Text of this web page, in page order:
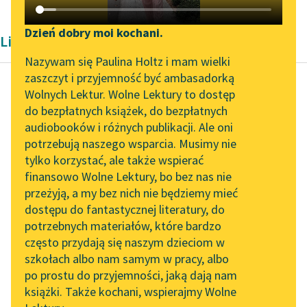
Katalog DAISY
Podkasty o książkach
Zgłoś brak utworu
Aktualności
„Prokurator Alicja Horn”
do słuchania
Byliśmy częścią AI Impact
Lab
Zapraszamy na spotkanie
online z tłumaczkami
literatury skandynawskiej
Spotkanie z Katarzyną
Tunkiel w Oslo
102. lata temu zmarł
Joseph Conrad
Narzędzia
Mapa Wolnych Lektur
Leśmianator
Przewodnik dla piszących i
czytających
API
OAI-PMH
Widget Wolnych Lektur
Przypisy
Dzień dobry moi kochani.
Nazywam się Paulina Holtz i mam wielki
zaszczyt i przyjemność być ambasadorką
Wolnych Lektur. Wolne Lektury to dostęp
do bezpłatnych książek, do bezpłatnych
audiobooków i różnych publikacji. Ale oni
potrzebują naszego wsparcia. Musimy nie
tylko korzystać, ale także wspierać
finansowo Wolne Lektury, bo bez nas nie
przeżyją, a my bez nich nie będziemy mieć
dostępu do fantastycznej literatury, do
potrzebnych materiałów, które bardzo
często przydają się naszym dzieciom w
szkołach albo nam samym w pracy, albo
po prostu do przyjemności, jaką dają nam
książki. Także kochani, wspierajmy Wolne
Liryka Konstantego Ildefonsa Gałczyńskiego
Konstanty Ildefons
Gałczyński
Bal u Salomona
Trzeba było wlać w
muzyków wina,
kiedy bal się ku
świtowi przeginał,
żeby usta, żeby...
Czytaj więcej